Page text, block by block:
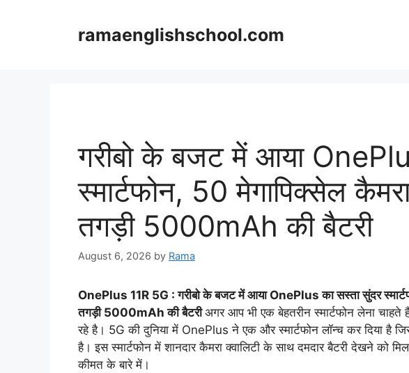
ramaenglishschool.com
गरीबो के बजट में आया
स्मार्टफोन, 50 मेगापिक्सेल
तगड़ी 5000mAh की बैटरी
August 6, 2026 by Rama
OnePlus 11R 5G : गरीबो के बजट में आया OnePlus का सस्ता सुंदर
तगड़ी 5000mAh की बैटरीअगर आप भी एक बेहतरीन स्मार्टफोन लेना चाहते
रहे है। 5G की दुनिया में OnePlus ने एक और स्मार्टफोन लॉन्च कर दिया है
है। इस स्मार्टफोन में शानदार कैमरा क्वालिटी के साथ दमदार बैटरी देखने को
कीमत के बारे में।